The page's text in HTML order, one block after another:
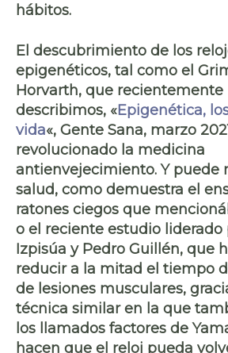
hábitos.
El descubrimiento de los
epigenéticos, tal como el
Horvarth, que recientemente
describimos, «Epigenética,
vida«, Gente Sana, marzo
revolucionado la medicina
antienvejecimiento. Y puede
salud, como demuestra el
ratones ciegos que
o el reciente estudio liderado
Izpisúa y Pedro Guillén, que
reducir a la mitad el tiempo
de lesiones musculares,
técnica similar en la que
los llamados factores de
hacen que el reloj pueda